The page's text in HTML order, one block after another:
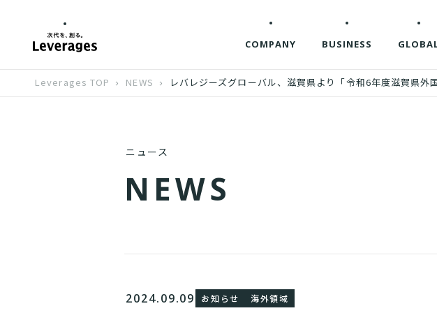
COMPANY BUSINESS
Leverages TOP NEWS レバレジーズグローバル、滋賀県より「令和6年度滋賀県
ニュース
N EWS
2024.09.09 お知らせ 海外領域